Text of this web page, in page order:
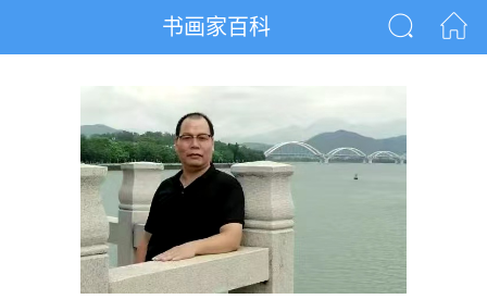
书画家百科